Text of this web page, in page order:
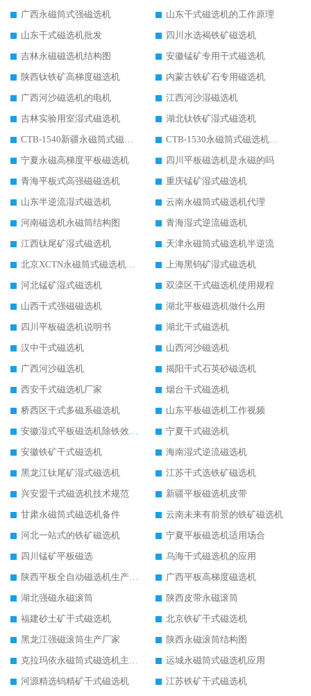
广西永磁筒式强磁选机
山东干式磁选机的工作原理
山东干式磁选机批发
四川水选褐铁矿磁选机
吉林永磁磁选机结构图
安徽锰矿专用干式磁选机
陕西钛铁矿高梯度磁选机
内蒙古铁矿石专用磁选机
广西河沙磁选机的电机
江西河沙湿磁选机
吉林实验用室湿式磁选机
湖北钛铁矿湿式磁选机
CTB-1540新疆永磁筒式磁选机
CTB-1530永磁筒式磁选机代理商
宁夏永磁高梯度平板磁选机
四川平板磁选机是永磁的吗
青海平板式高强磁磁选机
重庆锰矿湿式磁选机
山东半逆流湿式磁选机
云南永磁筒式磁选机代理
河南磁选机永磁筒结构图
青海湿式逆流磁选机
江西钛尾矿湿式磁选机
天津永磁筒式磁选机半逆流
北京XCTN永磁筒式磁选机磁块位置
上海黑钨矿湿式磁选机
河北锰矿湿式磁选机
双滦区干式磁选机使用规程
山西干式强磁磁选机
湖北平板磁选机做什么用
四川平板磁选机说明书
湖北干式磁选机
汉中干式磁选机
山西河沙磁选机
广西河沙磁选机
揭阳干式石英砂磁选机
西安干式磁选机厂家
烟台干式磁选机
桥西区干式多磁系磁选机
山东平板磁选机工作视频
安徽湿式平板磁选机除铁效果怎么样
宁夏干式磁选机
安徽铁矿干式磁选机
海南湿式逆流磁选机
黑龙江钛尾矿湿式磁选机
江苏干式选铁矿磁选机
兴安盟干式磁选机技术规范
新疆平板磁选机皮带
甘肃永磁筒式磁选机备件
云南未来有前景的铁矿磁选机
河北一站式的铁矿磁选机
宁夏平板磁选机适用场合
四川锰矿平板磁选
乌海干式磁选机的应用
陕西平板全自动磁选机生产厂家
广西平板高梯度磁选机
湖北强磁永磁滚筒
陕西皮带永磁滚筒
福建砂土矿干式磁选机
北京铁矿干式磁选机
黑龙江强磁滚筒生产厂家
陕西永磁滚筒结构图
克拉玛依永磁筒式磁选机主要技术参数
运城永磁筒式磁选机应用
河源精选钨精矿干式磁选机
江苏铁矿干式磁选机